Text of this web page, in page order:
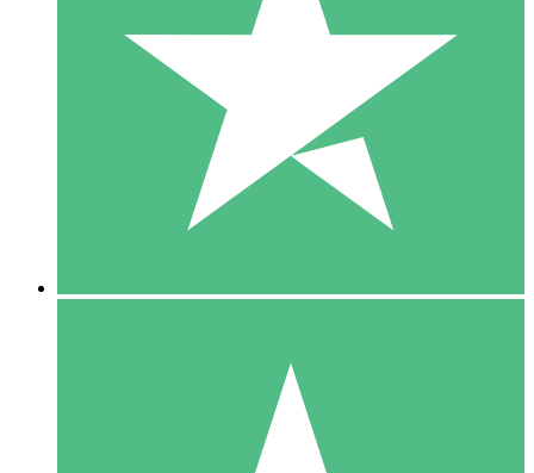
Paga según el uso con créditos de descarga. Sin compromiso
10 00
10 Descargas
20 00